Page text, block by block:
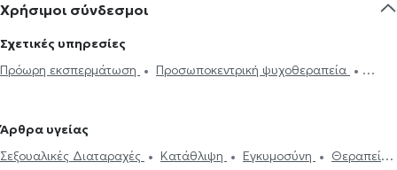
Χρήσιμοι σύνδεσμοι
Σχετικές υπηρεσίες
Πρόωρη εκσπερμάτωση
Προσωποκεντρική ψυχοθεραπεία
και παιδιών
Ομαδική ψυχοθεραπεία
ενδυνάμωση
Συμβουλευτική φροντιστών ατόμων με άνοια
Life
Άρθρα υγείας
Σεξουαλικές Διαταραχές
Κατάθλιψη Εγκυμοσύνη
Θεραπεία